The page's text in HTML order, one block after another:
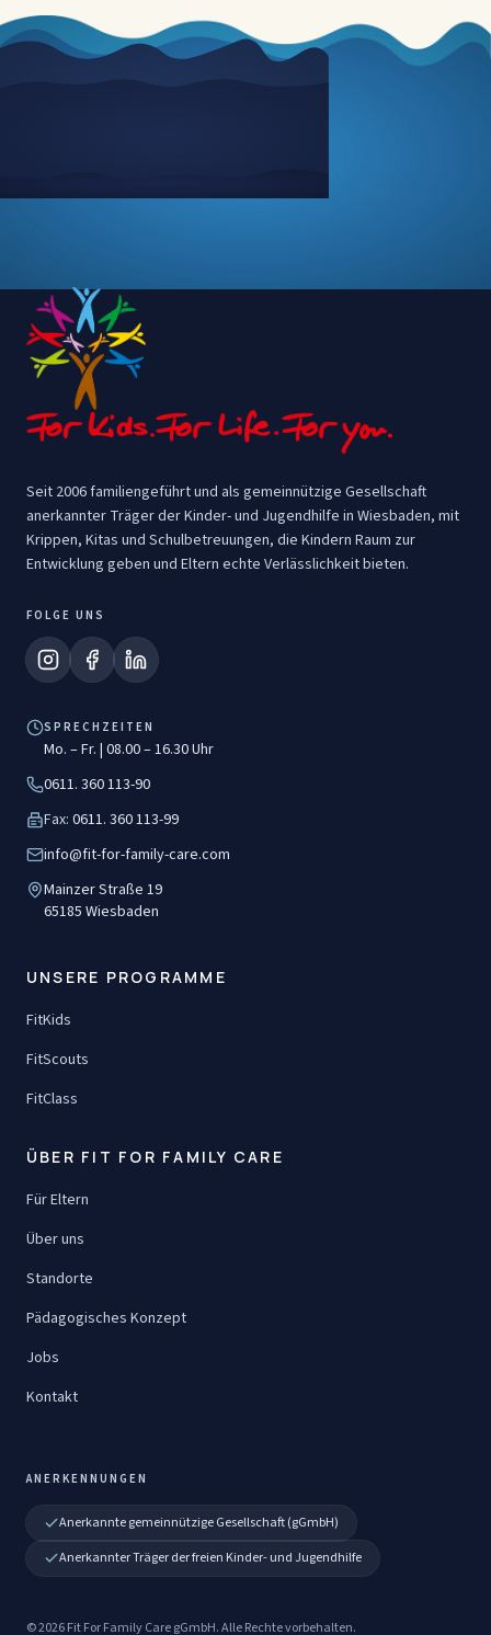
Seit 2006 familiengeführt und als gemeinnützige Gesellschaft
anerkannter Träger der Kinder- und Jugendhilfe in Wiesbaden, mit
Krippen, Kitas und Schulbetreuungen, die Kindern Raum zur
Entwicklung geben und Eltern echte Verlässlichkeit bieten.
FOLGE UNS
SPRECHZEITEN
Mo. – Fr. | 08.00 – 16.30 Uhr
0611. 360 113-90
Fax: 0611. 360 113-99
info@fit-for-family-care.com
Mainzer Straße 19
65185 Wiesbaden
UNSERE PROGRAMME
FitKids
FitScouts
FitClass
ÜBER FIT FOR FAMILY CARE
Für Eltern
Über uns
Standorte
Pädagogisches Konzept
Jobs
Kontakt
ANERKENNUNGEN
Anerkannte gemeinnützige Gesellschaft (gGmbH)
Anerkannter Träger der freien Kinder- und Jugendhilfe
©2026Fit For Family Care gGmbH. Alle Rechte vorbehalten.